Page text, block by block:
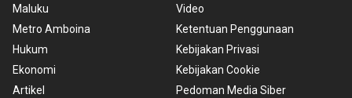
Maluku
Metro Amboina
Hukum
Ekonomi
Artikel
Video
Ketentuan Penggunaan
Kebijakan Privasi
Kebijakan Cookie
Pedoman Media Siber